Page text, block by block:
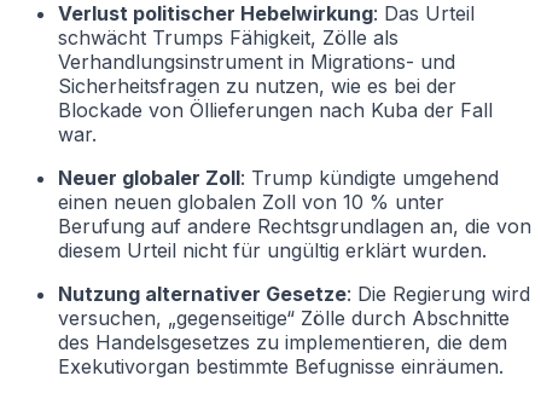
Verlust politischer Hebelwirkung: Das Urteil
schwächt Trumps Fähigkeit, Zölle als
Verhandlungsinstrument in Migrations- und
Sicherheitsfragen zu nutzen, wie es bei der
Blockade von Öllieferungen nach Kuba der Fall
war.
Neuer globaler Zoll: Trump kündigte umgehend
einen neuen globalen Zoll von 10 % unter
Berufung auf andere Rechtsgrundlagen an, die von
diesem Urteil nicht für ungültig erklärt wurden.
Nutzung alternativer Gesetze: Die Regierung wird
versuchen, „gegenseitige“ Zölle durch Abschnitte
des Handelsgesetzes zu implementieren, die dem
Exekutivorgan bestimmte Befugnisse einräumen.